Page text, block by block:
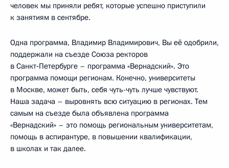
человек мы приняли ребят, которые успешно приступили
к занятиям в сентябре.
Одна программа, Владимир Владимирович, Вы её одобрили,
поддержали на съезде Союза ректоров
в Санкт‑Петербурге – программа «Вернадский». Это
программа помощи регионам. Конечно, университеты
в Москве, может быть, себя чуть-чуть лучше чувствуют.
Наша задача – выровнять всю ситуацию в регионах. Тем
самым на съезде была объявлена программа
«Вернадский» – это помощь региональным университетам,
помощь в аспирантуре, в повышении квалификации,
в школах и так далее.